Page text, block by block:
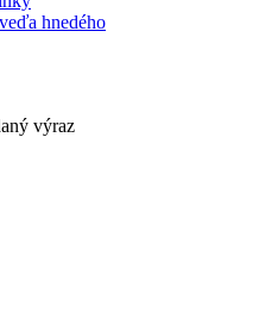
hnedého
výraz